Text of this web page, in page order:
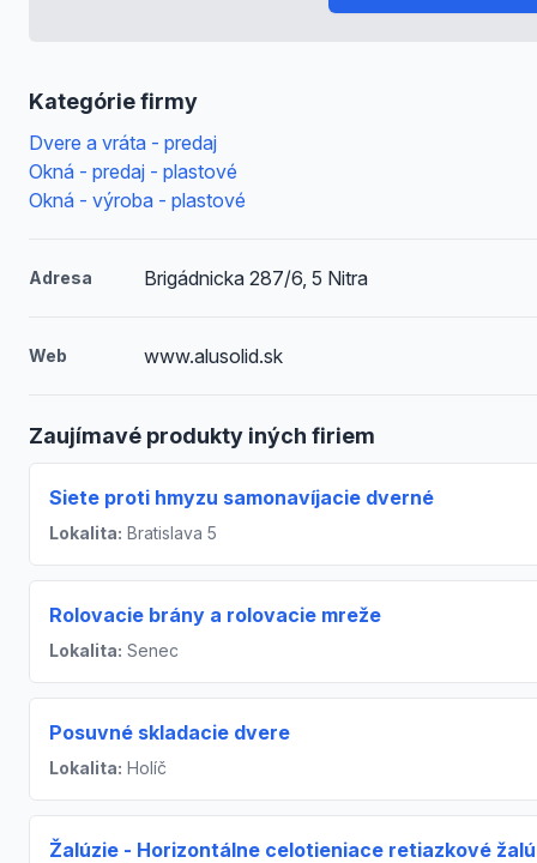
Kategórie firmy
Dvere a vráta - predaj
Okná - predaj - plastové
Okná - výroba - plastové
Adresa Brigádnicka 287/6, 5 Nitra
Web www.alusolid.sk
Zaujímavé produkty iných firiem
Siete proti hmyzu samonavíjacie dverné
Lokalita: Bratislava 5
Rolovacie brány a rolovacie mreže
Lokalita: Senec
Posuvné skladacie dvere
Lokalita: Holíč
Žalúzie - Horizontálne celotieniace retiazkové